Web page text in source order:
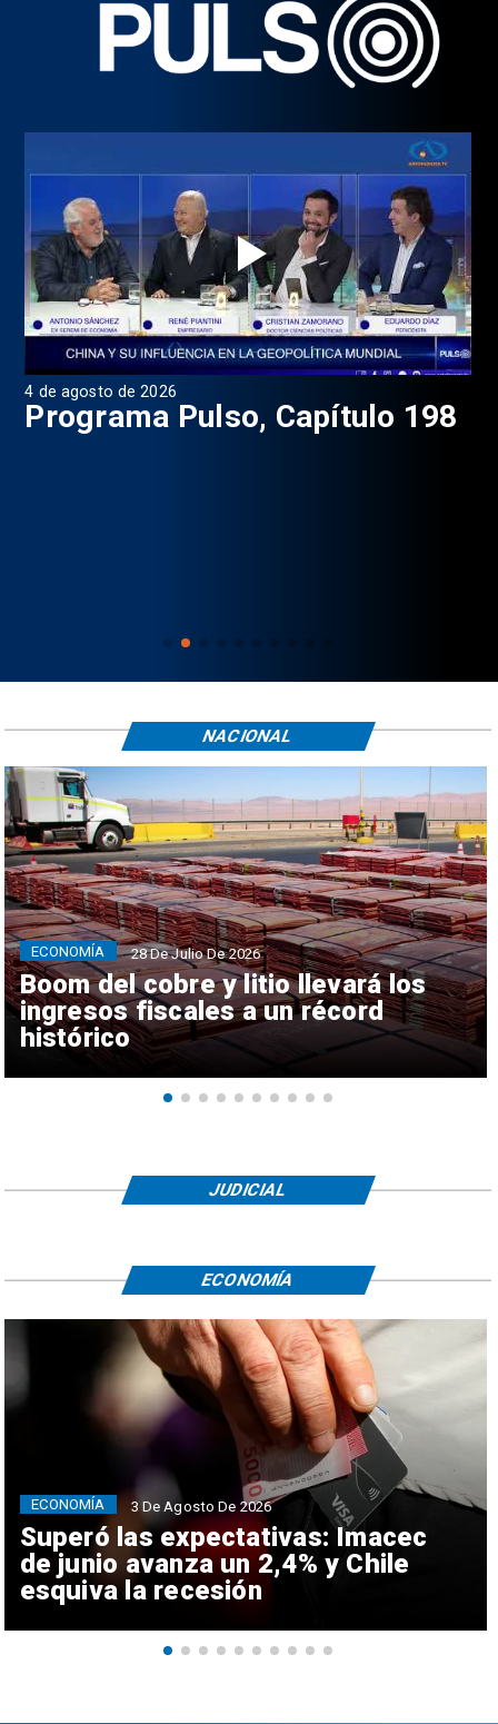
4 de agosto de 2026
Programa Pulso, Capítulo 198
Boom del cobre y litio llevará los
ingresos fiscales a un récord
histórico
ECONOMÍA 28 De Julio De 2026
NACIONAL
JUDICIAL
Superó las expectativas: Imacec
de junio avanza un 2,4% y Chile
esquiva la recesión
ECONOMÍA 3 De Agosto De 2026
ECONOMÍA